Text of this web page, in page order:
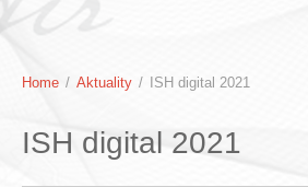
Home / Aktuality / ISH digital 2021
ISH digital 2021